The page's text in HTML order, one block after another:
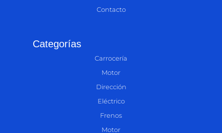
Contacto
Categorías
Carrocería
Motor
Dirección
Eléctrico
Frenos
Motor